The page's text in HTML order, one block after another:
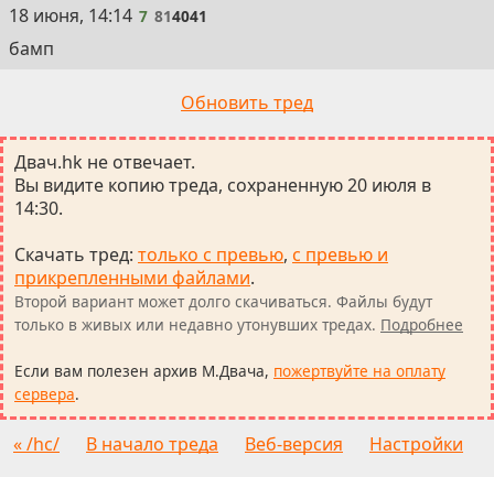
7
18 июня, 14:14 7 814041
бамп
Обновить тред
Двач.hk не отвечает.
Вы видите копию треда, сохраненную 20 июля в
14:30.
Скачать тред: только с превью, с превью и
прикрепленными файлами.
Второй вариант может долго скачиваться. Файлы будут
только в живых или недавно утонувших тредах. Подробнее
Если вам полезен архив М.Двача, пожертвуйте на оплату
сервера.
« /hc/ В начало треда Веб-версия Настройки